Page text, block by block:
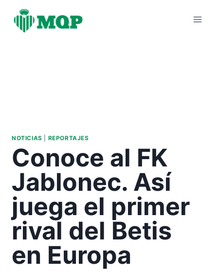
contenido
NOTICIAS REPORTAJES
Conoce al FK
Jablonec. Así
juega el primer
rival del Betis
en Europa